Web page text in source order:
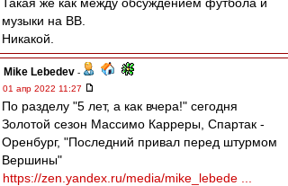
музыки на ВВ.
Никакой.
Mike Lebedev -
01 апр 2022 11:27
По разделу "5 лет, а как вчера!" сегодня
Золотой сезон Массимо Карреры, Спартак -
Оренбург, "Последний привал перед штурмом
Вершины"
https://zen.yandex.ru/media/mike_lebede ...